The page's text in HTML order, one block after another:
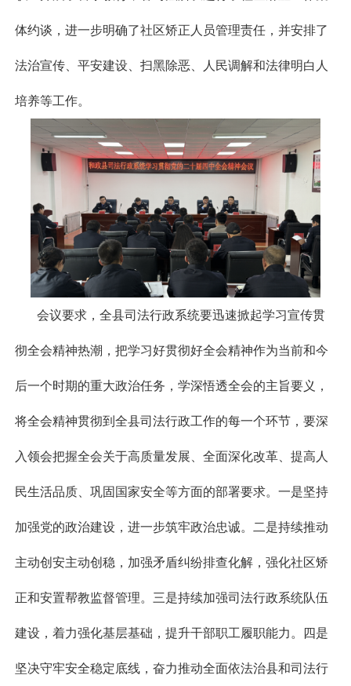
体约谈，进一步明确了社区矫正人员管理责任，并安排了
法治宣传、平安建设、扫黑除恶、人民调解和法律明白人
培养等工作。
会议要求，全县司法行政系统要迅速掀起学习宣传贯
彻全会精神热潮，把学习好贯彻好全会精神作为当前和今
后一个时期的重大政治任务，学深悟透全会的主旨要义，
将全会精神贯彻到全县司法行政工作的每一个环节，要深
入领会把握全会关于高质量发展、全面深化改革、提高人
民生活品质、巩固国家安全等方面的部署要求。一是坚持
加强党的政治建设，进一步筑牢政治忠诚。二是持续推动
主动创安主动创稳，加强矛盾纠纷排查化解，强化社区矫
正和安置帮教监督管理。三是持续加强司法行政系统队伍
建设，着力强化基层基础，提升干部职工履职能力。四是
坚决守牢安全稳定底线，奋力推动全面依法治县和司法行